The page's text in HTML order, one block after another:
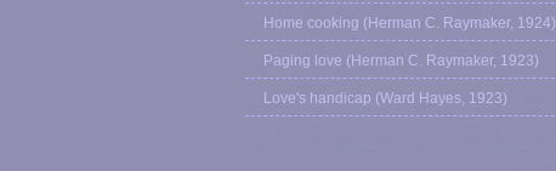
Home cooking (Herman C. Raymaker, 1924)
Paging love (Herman C. Raymaker, 1923)
Love's handicap (Ward Hayes, 1923)